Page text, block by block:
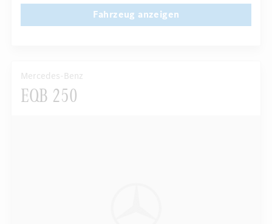
Fahrzeug anzeigen
Mercedes-Benz
EQB 250